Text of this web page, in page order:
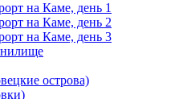
на Каме, день 1
на Каме, день 2
на Каме, день 3
острова)